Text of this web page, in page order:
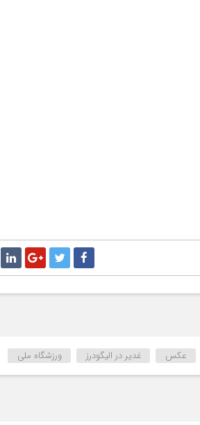
عکس غدیر در الیگودرز ورزشگاه ملی